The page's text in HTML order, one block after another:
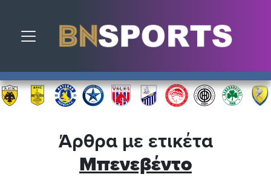
Toggle navigation
Άρθρα με ετικέτα
Μπενεβέντο